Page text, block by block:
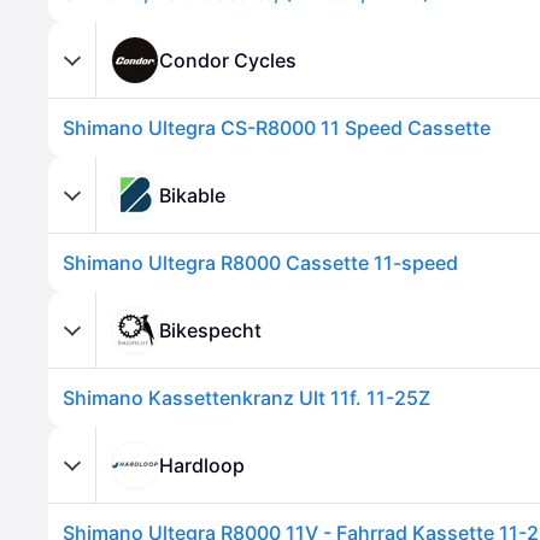
Condor Cycles
Shimano Ultegra CS-R8000 11 Speed Cassette
Bikable
Shimano Ultegra R8000 Cassette 11-speed
Bikespecht
Shimano Kassettenkranz Ult 11f. 11-25Z
Hardloop
Shimano Ultegra R8000 11V - Fahrrad Kassette 11-